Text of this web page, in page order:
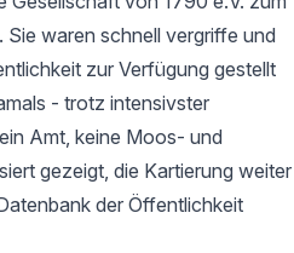
waren schnell vergriffe und
zur Verfügung gestellt
- trotz intensivster
Amt, keine Moos- und
gezeigt, die Kartierung weiter
der Öffentlichkeit